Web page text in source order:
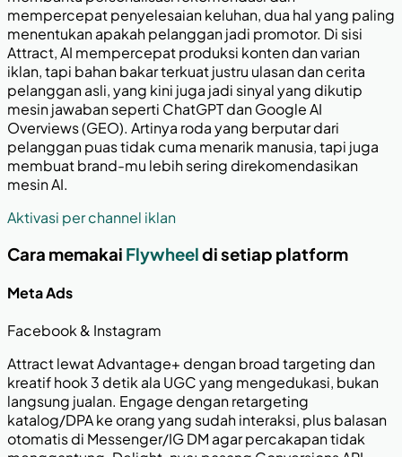
mempercepat penyelesaian keluhan, dua hal yang paling
menentukan apakah pelanggan jadi promotor. Di sisi
Attract, AI mempercepat produksi konten dan varian
iklan, tapi bahan bakar terkuat justru ulasan dan cerita
pelanggan asli, yang kini juga jadi sinyal yang dikutip
mesin jawaban seperti ChatGPT dan Google AI
Overviews (GEO). Artinya roda yang berputar dari
pelanggan puas tidak cuma menarik manusia, tapi juga
membuat brand-mu lebih sering direkomendasikan
mesin AI.
Aktivasi per channel iklan
Cara memakai Flywheeldi setiap platform
Meta Ads
Facebook & Instagram
Attract lewat Advantage+ dengan broad targeting dan
kreatif hook 3 detik ala UGC yang mengedukasi, bukan
langsung jualan. Engage dengan retargeting
katalog/DPA ke orang yang sudah interaksi, plus balasan
otomatis di Messenger/IG DM agar percakapan tidak